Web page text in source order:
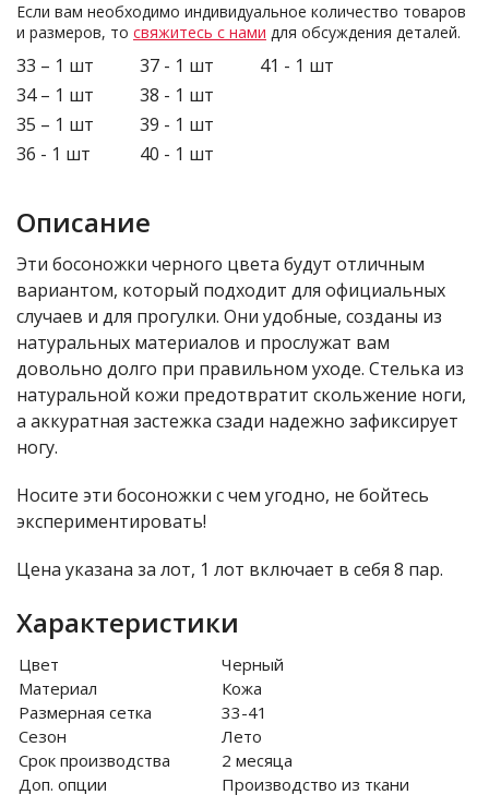
Если вам необходимо индивидуальное количество товаров
и размеров, то свяжитесь с нами для обсуждения деталей.
33 – 1 шт
34 – 1 шт
35 – 1 шт
36 - 1 шт
37 - 1 шт
38 - 1 шт
39 - 1 шт
40 - 1 шт
41 - 1 шт
Описание
Эти босоножки черного цвета будут отличным
вариантом, который подходит для официальных
случаев и для прогулки. Они удобные, созданы из
натуральных материалов и прослужат вам
довольно долго при правильном уходе. Стелька из
натуральной кожи предотвратит скольжение ноги,
а аккуратная застежка сзади надежно зафиксирует
ногу.
Носите эти босоножки с чем угодно, не бойтесь
экспериментировать!
Цена указана за лот, 1 лот включает в себя 8 пар.
Характеристики
Цвет
Черный
Материал
Кожа
Размерная сетка
33-41
Сезон
Лето
Срок производства
2 месяца
Доп. опции
Производство из ткани